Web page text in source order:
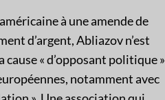
à une amende de
d’argent, Abliazov n’est
cause « d’opposant politique »
notamment avec